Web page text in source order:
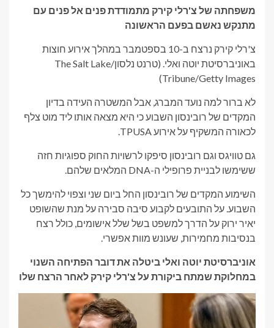
משפחתה של צ'רלי קירק מתמודדת פנים אל פנים עם
מתנקש נאשם בפעם הראשונה
צ'רלי קירק נרצח ב-10 בספטמבר במהלך אירוע חוצות
באוניברסיטת יוטה ואלי.
(טרנט נלסון/The Salt Lake
Tribune/Getty Images)
לא ברור למה נועד המברג, אבל המשטרה העידה בדיון
המקדים של רובינסון השבוע כי היא מצאה אותו ליד מוט צלף
לכאורה המשקיף על אירוע TPUSA.
גם טוויגס וגם רובינסון סיפקו לרשויות החוק ספוגיות חזה
ששימשו לבניית פרופילי ה-DNA המלאים שלהם.
השימוע המקדים של רובינסון החל ביום שני וצפוי להימשך כל
השבוע. על התובעים לקבוע סיבה סבירה על מנת שהשופט
יאיר ירוק על הדרך למשפט בשל שלל אישומים, כולל רצח
בנסיבות מחמירות, שעונש מוות אפשרי.
אוניברסיטת יוטה ואלי ביטלה את דובר הפתיחה השנוי
במחלוקת שמתח ביקורת על צ'רלי קירק לאחר הרצח שלו